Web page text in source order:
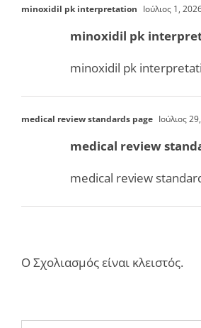
minoxidil pk interpretation Ιούλιος 1,
minoxidil pk
minoxidil pk
medical review standards page Ιούλιος
medical review
medical review
Ο Σχολιασμός είναι κλειστός.